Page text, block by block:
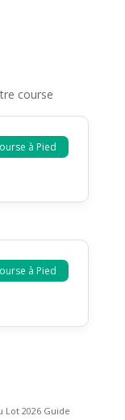
course
à Pied
à Pied
Lot 2026 Guide